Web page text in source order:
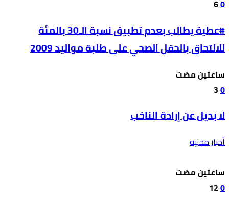
0
6
#عطية يطالب بعدم تطبيق نسبة الـ30 بالمئة
للالتحاق بالحقل الصحي على طلبة مواليد 2009
‫‫‫‏‫ساعتين مضت‬
0
3
لا بديل عن إرادة الناخب
أخبار محليه
‫‫‫‏‫ساعتين مضت‬
0
12